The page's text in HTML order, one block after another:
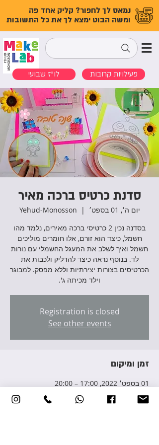
נמאס לך לחפור? קליק אחד פה
ומשה הבוט ימצא לך את כל התשובות
לו"ז שבועי פעילויות קרובות
סדנת כרטיס ברכה מאיר
יום ה׳, 01 בספט׳
  |
Yehud-Monosson
בסדנה נכין 2 כרטיסי ברכה מאירים, נלמד מהו
חשמל, כיצד הוא זורם, אלו חומרים מוליכים
חשמל ואיך לשלב את המעגל החשמלי עם נורות
לד. בנוסף נראה כיצד להדליק ולכבות את
הכרטיסים בצורות יצירתיות וללא מפסק. למבוגר
וילד מכיתה ג'.
Registration is closed
See other events
זמן ומיקום
01 בספט׳ 2022, 17:00 – 20:00
Yehud-Monosson, Avraham Giron St 3,
Yehud-Monosson, Israel